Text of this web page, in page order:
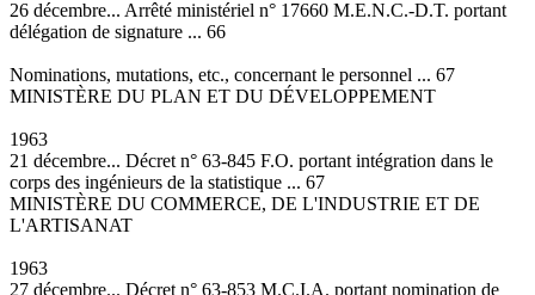
26 décembre... Arrêté ministériel n° 17660 M.E.N.C.-D.T. portant
délégation de signature ... 66
Nominations, mutations, etc., concernant le personnel ... 67
MINISTÈRE DU PLAN ET DU DÉVELOPPEMENT
1963
21 décembre... Décret n° 63-845 F.O. portant intégration dans le
corps des ingénieurs de la statistique ... 67
MINISTÈRE DU COMMERCE, DE L'INDUSTRIE ET DE
L'ARTISANAT
1963
27 décembre... Décret n° 63-853 M.C.I.A. portant nomination de